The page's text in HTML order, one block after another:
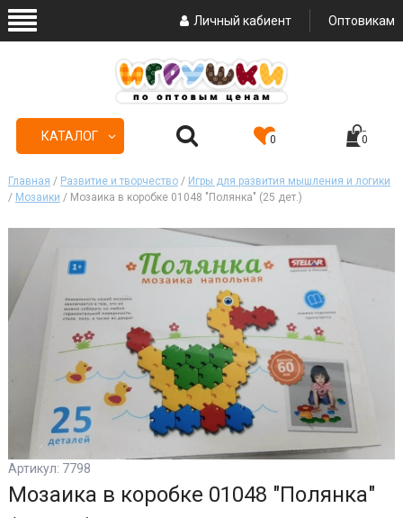
Личный кабиент Оптовикам
КАТАЛОГ 0 0
Главная / Развитие и творчество/ Игры для развития мышления и логики
/ Мозаики / Мозаика в коробке 01048 "Полянка" (25 дет.)
Артикул: 7798
Мозаика в коробке 01048 "Полянка"